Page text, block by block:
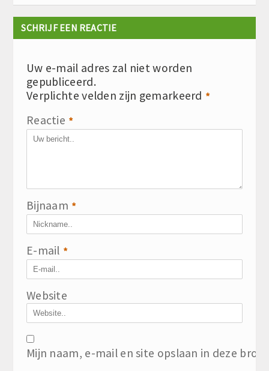
SCHRIJF EEN REACTIE
Uw e-mail adres zal niet worden
gepubliceerd.
Verplichte velden zijn gemarkeerd *
Reactie *
Bijnaam *
E-mail *
Website
Mijn naam, e-mail en site opslaan in deze